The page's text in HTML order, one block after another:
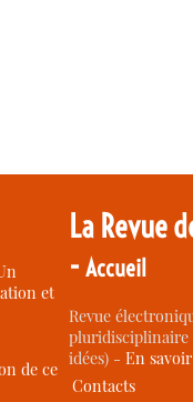
et
de ce
La Revue
-Accueil
Revue
idées) -En
Contacts